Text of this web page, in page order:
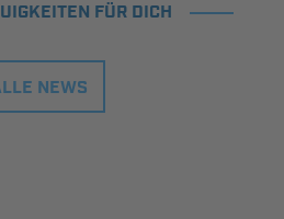
FÜR DICH
NEWS